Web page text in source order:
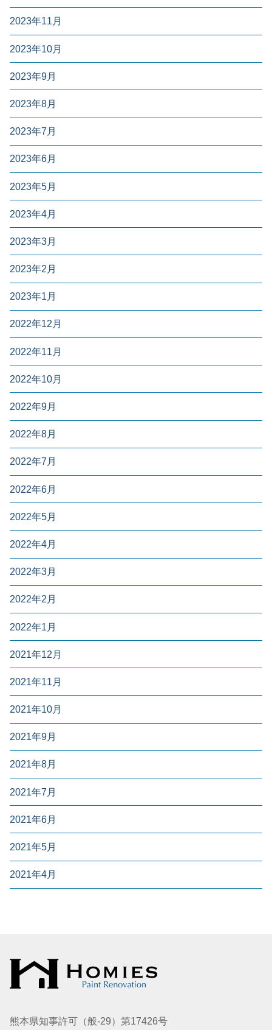
2023年11月
2023年10月
2023年9月
2023年8月
2023年7月
2023年6月
2023年5月
2023年4月
2023年3月
2023年2月
2023年1月
2022年12月
2022年11月
2022年10月
2022年9月
2022年8月
2022年7月
2022年6月
2022年5月
2022年4月
2022年3月
2022年2月
2022年1月
2021年12月
2021年11月
2021年10月
2021年9月
2021年8月
2021年7月
2021年6月
2021年5月
2021年4月
熊本県知事許可（般-29）第17426号